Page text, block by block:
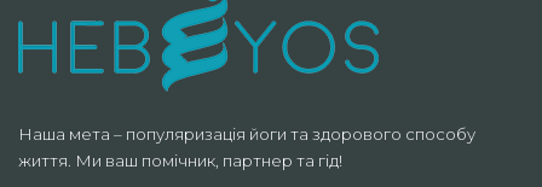
Наша мета – популяризація йоги та здорового способу
життя. Ми ваш помічник, партнер та гід!